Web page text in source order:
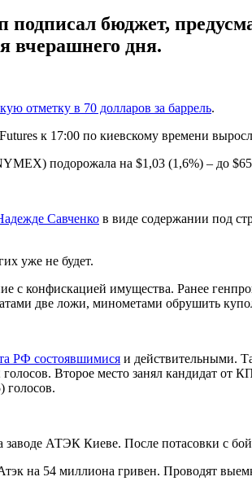
подписал бюджет,
вчерашнего дня.
отметку в 70 долларов за баррель.
к 17:00 по киевскому времени
подорожала на $1,03 (1,6%) – до
Савченко в виде содержании под
уже не будет.
с конфискацией имущества. Ранее
две ложи, минометами обрушить
РФ состоявшимися и действительными.
Второе место занял кандидат
голосов.
заводе АТЭК Киеве. После потасовки с
на 54 миллиона гривен. Проводят